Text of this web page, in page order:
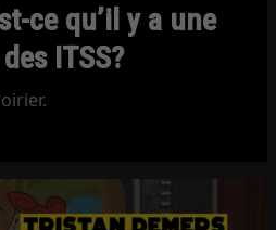
ce qu’il y a une
ITSS?